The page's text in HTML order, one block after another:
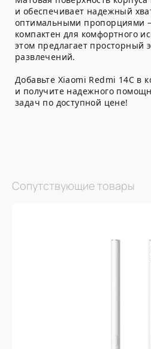
и обеспечивает надежный
оптимальными пропорциями
компактен для комфортного
этом предлагает просторный
развлечений.
Добавьте Xiaomi Redmi 14C в
и получите надежного
задач по доступной цене!
Сопутствующие товары